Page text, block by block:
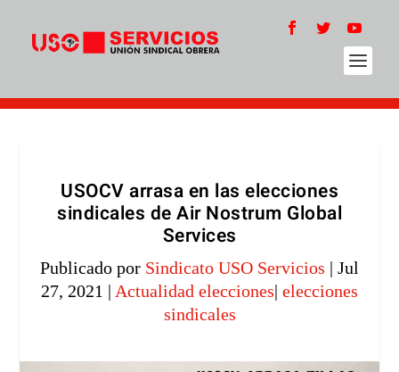
USOCV arrasa en las elecciones
sindicales de Air Nostrum Global
Services
Publicado por Sindicato USO Servicios | Jul
27, 2021 | Actualidad elecciones| elecciones
sindicales